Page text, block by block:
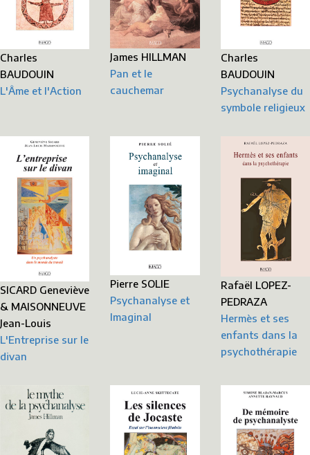
Charles
BAUDOUIN
L'Âme et l'Action
James HILLMAN
Pan et le
cauchemar
Charles
BAUDOUIN
Psychanalyse du
symbole religieux
SICARD Geneviève
& MAISONNEUVE
Jean-Louis
L'Entreprise sur le
divan
Pierre SOLIE
Psychanalyse et
Imaginal
Rafaël LOPEZ-
PEDRAZA
Hermès et ses
enfants dans la
psychothérapie